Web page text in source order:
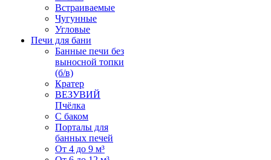
Встраиваемые
Чугунные
Угловые
Печи для бани
Банные печи без
выносной топки
(б/в)
Кратер
ВЕЗУВИЙ
Пчёлка
С баком
Порталы для
банных печей
От 4 до 9 м³